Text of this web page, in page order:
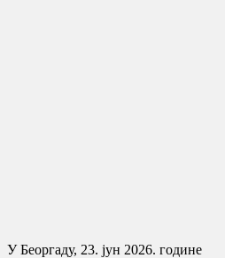
У Беоргаду, 23. јун 2026. године